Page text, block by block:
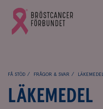
Gå
till
Bröstcancerförbundets
FÅ STÖD FRÅGOR & SVAR LÄKEMEDEL
LÄKEMEDEL